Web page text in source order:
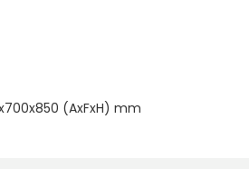
(AxFxH) mm